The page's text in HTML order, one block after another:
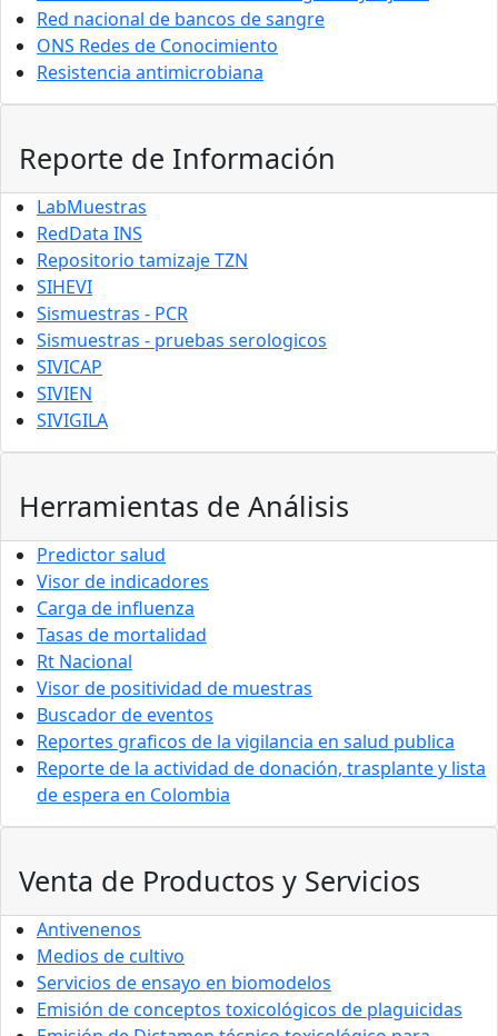
Red nacional de bancos de sangre
ONS Redes de Conocimiento
Resistencia antimicrobiana
Reporte de Información
LabMuestras
RedData INS
Repositorio tamizaje TZN
SIHEVI
Sismuestras - PCR
Sismuestras - pruebas serologicos
SIVICAP
SIVIEN
SIVIGILA
Herramientas de Análisis
Predictor salud
Visor de indicadores
Carga de influenza
Tasas de mortalidad
Rt Nacional
Visor de positividad de muestras
Buscador de eventos
Reportes graficos de la vigilancia en salud publica
Reporte de la actividad de donación, trasplante y lista
de espera en Colombia
Venta de Productos y Servicios
Antivenenos
Medios de cultivo
Servicios de ensayo en biomodelos
Emisión de conceptos toxicológicos de plaguicidas